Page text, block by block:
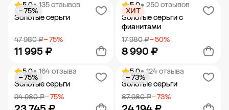
Добавить в корзину Добавить в корзину
5.0• 135 отзывов
Золотые серьги
47 980 ₽− 75%
11 995 ₽
− 75%
Добавить в корзину
5.0• 250 отзывов
Золотые серьги с
фианитами
17 980 ₽− 50%
8 990 ₽
ХИТ
Добавить в корзину
5.0• 164 отзыва
Золотые серьги
94 980 ₽− 75%
− 75%
5.0• 124 отзыва
Золотые серьги
87 980 ₽− 73%
− 73%